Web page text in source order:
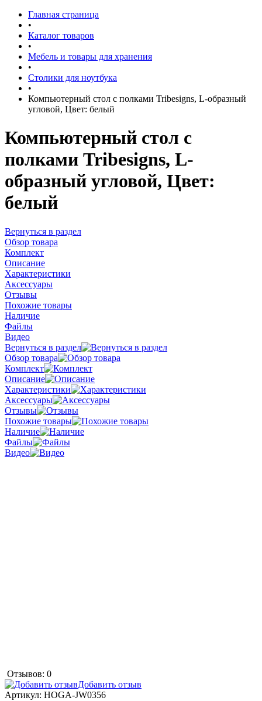
Главная страница
•
Каталог товаров
•
Мебель и товары для хранения
•
Столики для ноутбука
•
Компьютерный стол с полками Tribesigns, L-образный
угловой, Цвет: белый
Компьютерный стол с
полками Tribesigns, L-
образный угловой, Цвет:
белый
Вернуться в раздел
Обзор товара
Комплект
Описание
Характеристики
Аксессуары
Отзывы
Похожие товары
Наличие
Файлы
Видео
Вернуться в раздел
Обзор товара
Комплект
Описание
Характеристики
Аксессуары
Отзывы
Похожие товары
Наличие
Файлы
Видео
Отзывов: 0
Добавить отзыв
Артикул: HOGA-JW0356